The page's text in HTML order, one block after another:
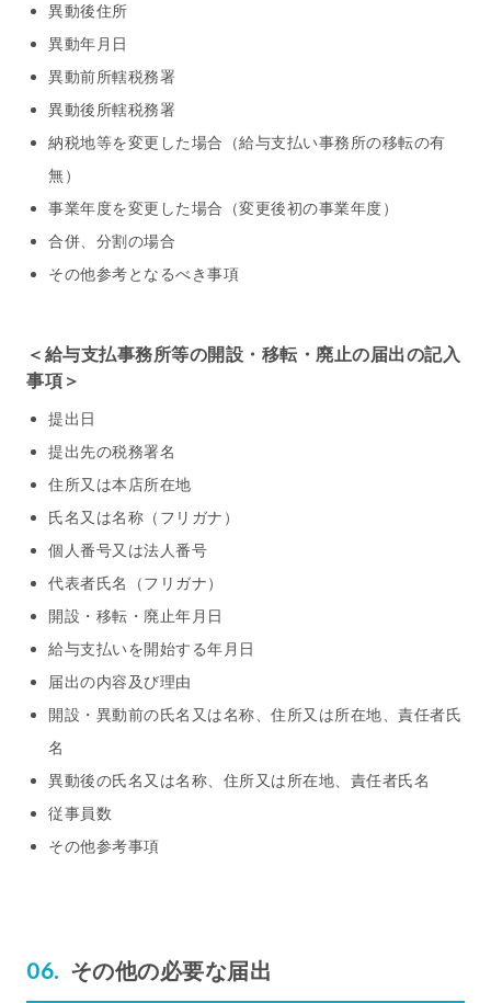
異動後住所
異動年月日
異動前所轄税務署
異動後所轄税務署
納税地等を変更した場合（給与支払い事務所の移転の有
無）
事業年度を変更した場合（変更後初の事業年度）
合併、分割の場合
その他参考となるべき事項
＜給与支払事務所等の開設・移転・廃止の届出の記入
事項＞
提出日
提出先の税務署名
住所又は本店所在地
氏名又は名称（フリガナ）
個人番号又は法人番号
代表者氏名（フリガナ）
開設・移転・廃止年月日
給与支払いを開始する年月日
届出の内容及び理由
開設・異動前の氏名又は名称、住所又は所在地、責任者氏
名
異動後の氏名又は名称、住所又は所在地、責任者氏名
従事員数
その他参考事項
その他の必要な届出